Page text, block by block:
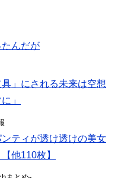
んだが
」にされる未来は空想
」
ンティが透け透けの美女
他110枚】